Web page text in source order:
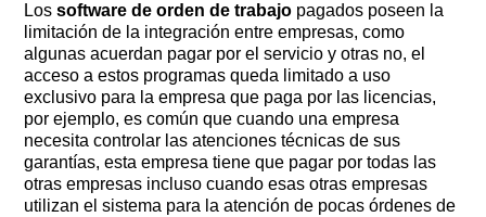
Lossoftware de orden de trabajo pagados poseen la
limitación de la integración entre empresas, como
algunas acuerdan pagar por el servicio y otras no, el
acceso a estos programas queda limitado a uso
exclusivo para la empresa que paga por las licencias,
por ejemplo, es común que cuando una empresa
necesita controlar las atenciones técnicas de sus
garantías, esta empresa tiene que pagar por todas las
otras empresas incluso cuando esas otras empresas
utilizan el sistema para la atención de pocas órdenes de